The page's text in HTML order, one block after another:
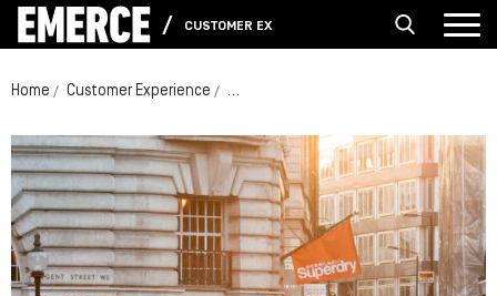
CUSTOMER EXPERIENCE
Home Customer Experience Zo bouw je aan een merk in tijden van